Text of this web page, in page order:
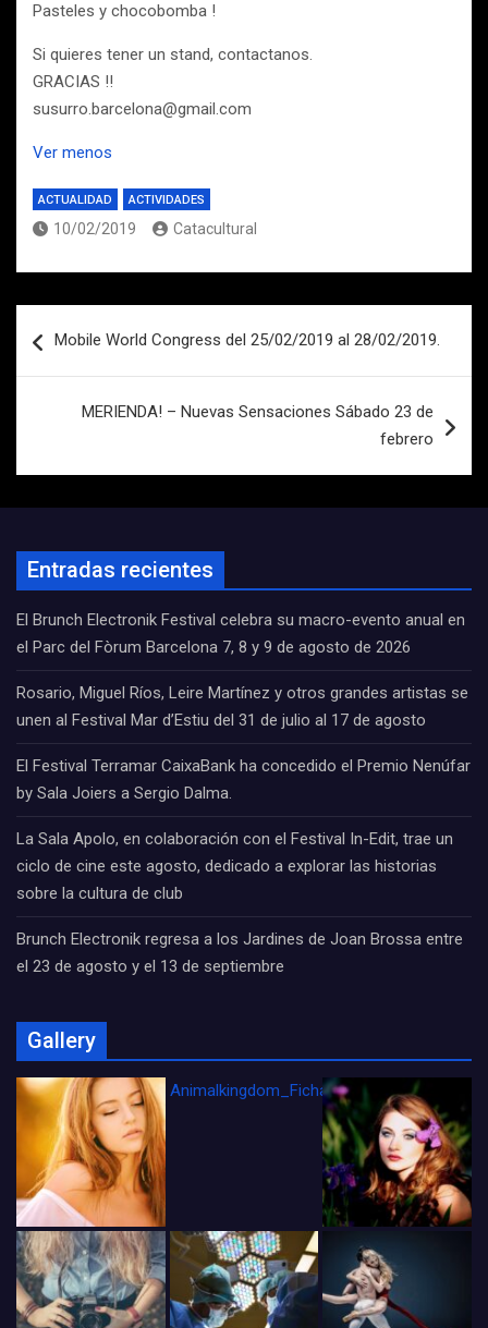
Pasteles y chocobomba !
Si quieres tener un stand, contactanos.
GRACIAS !!
susurro.barcelona@gmail.com
Ver menos
ACTUALIDAD ACTIVIDADES
10/02/2019 Catacultural
de
Mobile World Congress del 25/02/2019 al 28/02/2019.
MERIENDA! – Nuevas Sensaciones Sábado 23 de
febrero
Entradas recientes
El Brunch Electronik Festival celebra su macro-evento anual en
el Parc del Fòrum Barcelona 7, 8 y 9 de agosto de 2026
Rosario, Miguel Ríos, Leire Martínez y otros grandes artistas se
unen al Festival Mar d’Estiu del 31 de julio al 17 de agosto
El Festival Terramar CaixaBank ha concedido el Premio Nenúfar
by Sala Joiers a Sergio Dalma.
La Sala Apolo, en colaboración con el Festival In-Edit, trae un
ciclo de cine este agosto, dedicado a explorar las historias
sobre la cultura de club
Brunch Electronik regresa a los Jardines de Joan Brossa entre
el 23 de agosto y el 13 de septiembre
Gallery
Animalkingdom_FichaCine